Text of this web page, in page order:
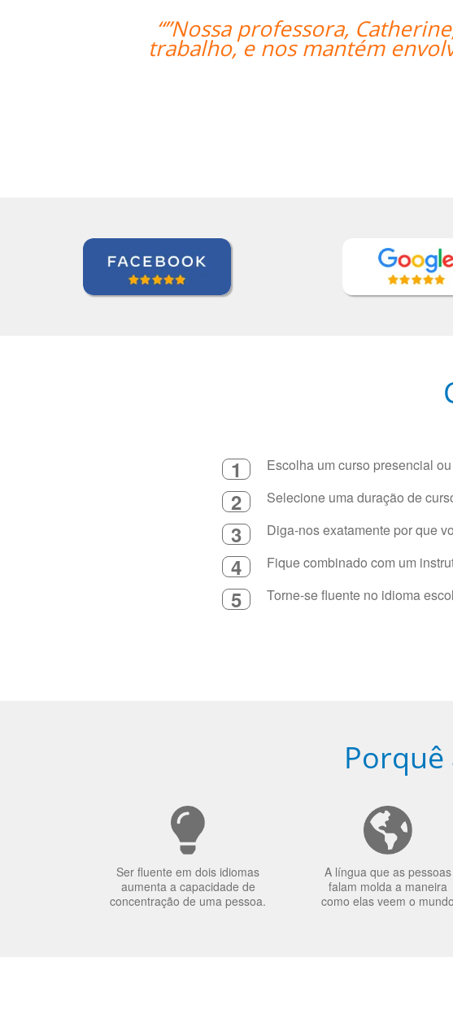
tem sido muito paciente com o
e encorajados a continuar o
espanhol.””
1 Escolha um curso presencial
2 Selecione uma duração de
3 Diga-nos exatamente por que
4 Fique combinado com um
5 Torne-se fluente no idioma
Ser fluente em dois idiomas
aumenta a capacidade de
concentração de uma pessoa.
A língua que as pessoas
falam molda a maneira
como elas veem o mundo